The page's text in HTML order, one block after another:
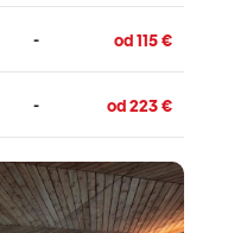
- od 115 €
- od 223 €